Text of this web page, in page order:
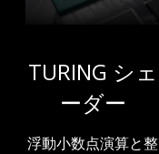
TURING シェ
ーダー
浮動小数点演算と整